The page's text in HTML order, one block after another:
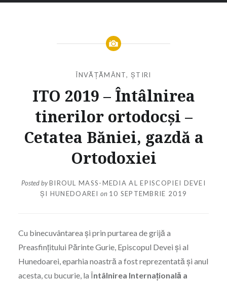
ÎNVĂȚĂMÂNT,ȘTIRI
ITO 2019 – Întâlnirea
tinerilor ortodocși –
Cetatea Băniei, gazdă a
Ortodoxiei
Posted byBIROUL MASS-MEDIA AL EPISCOPIEI DEVEI
ȘI HUNEDOAREI on 10 SEPTEMBRIE 2019
Cu binecuvântarea și prin purtarea de grijă a
Preasfințitului Părinte Gurie, Episcopul Devei și al
Hunedoarei, eparhia noastră a fost reprezentată şi anul
acesta, cu bucurie, la Întâlnirea Internațională a